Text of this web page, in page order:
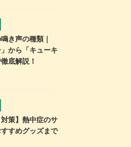
き声の種類｜
」から「キューキ
底解説！
対策】熱中症のサ
すめグッズまで